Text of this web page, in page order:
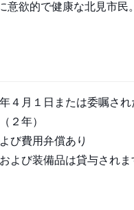
意欲的で健康な北見市民
４月１日または委嘱され
２年）
び費用弁償あり
よび装備品は貸与されま